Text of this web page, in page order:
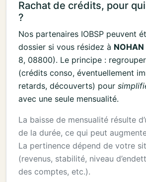
Rachat de crédits, pour
?
Nos partenaires IOBSP peuvent
dossier si vous résidez à NOHAN
8, 08800). Le principe :
(crédits conso, éventuellement
retards, découverts) pour
avec une seule mensualité.
La baisse de mensualité résulte
de la durée, ce qui peut
La pertinence dépend de votre
(revenus, stabilité, niveau
des comptes, etc.).